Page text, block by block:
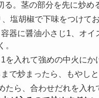
。茎の部分を先に炒め
塩胡椒で下味をつけてお
器に醤油小さじ1、オ
。
を入れて強めの中火にか
で炒まったら、もやし
たら、合わせだれを入